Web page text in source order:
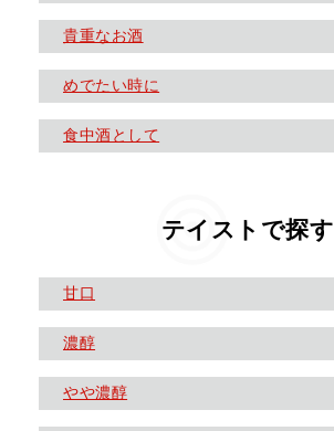
貴重なお酒
めでたい時に
食中酒として
テイストで探す
甘口
濃醇
やや濃醇